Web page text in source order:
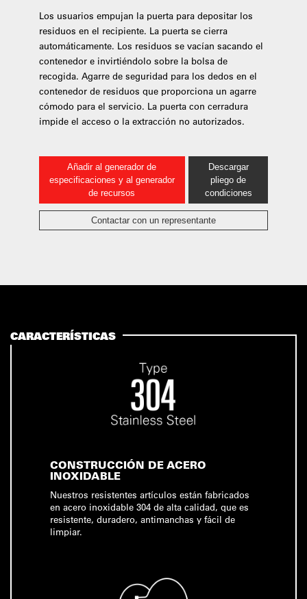
Los usuarios empujan la puerta para depositar los
residuos en el recipiente. La puerta se cierra
automáticamente. Los residuos se vacían sacando el
contenedor e invirtiéndolo sobre la bolsa de
recogida. Agarre de seguridad para los dedos en el
contenedor de residuos que proporciona un agarre
cómodo para el servicio. La puerta con cerradura
impide el acceso o la extracción no autorizados.
Añadir al generador de
especificaciones y al generador
de recursos
Descargar
pliego de
condiciones
Contactar con un representante
CARACTERÍSTICAS
CONSTRUCCIÓN DE ACERO
INOXIDABLE
Nuestros resistentes artículos están fabricados
en acero inoxidable 304 de alta calidad, que es
resistente, duradero, antimanchas y fácil de
limpiar.